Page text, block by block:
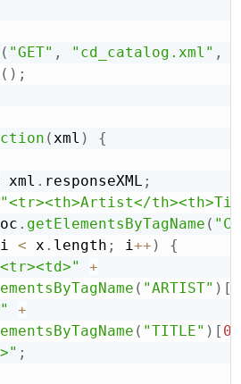
( "GET" , "cd_catalog.xml" ,
( ) ;
(xml )
{
xml . responseXML ;
"<tr><th>Artist</
. getElementsByTagName (
i < x . length ; i++ )
{
+
( "ARTIST" ) [
+
( "TITLE" ) [ 0
;